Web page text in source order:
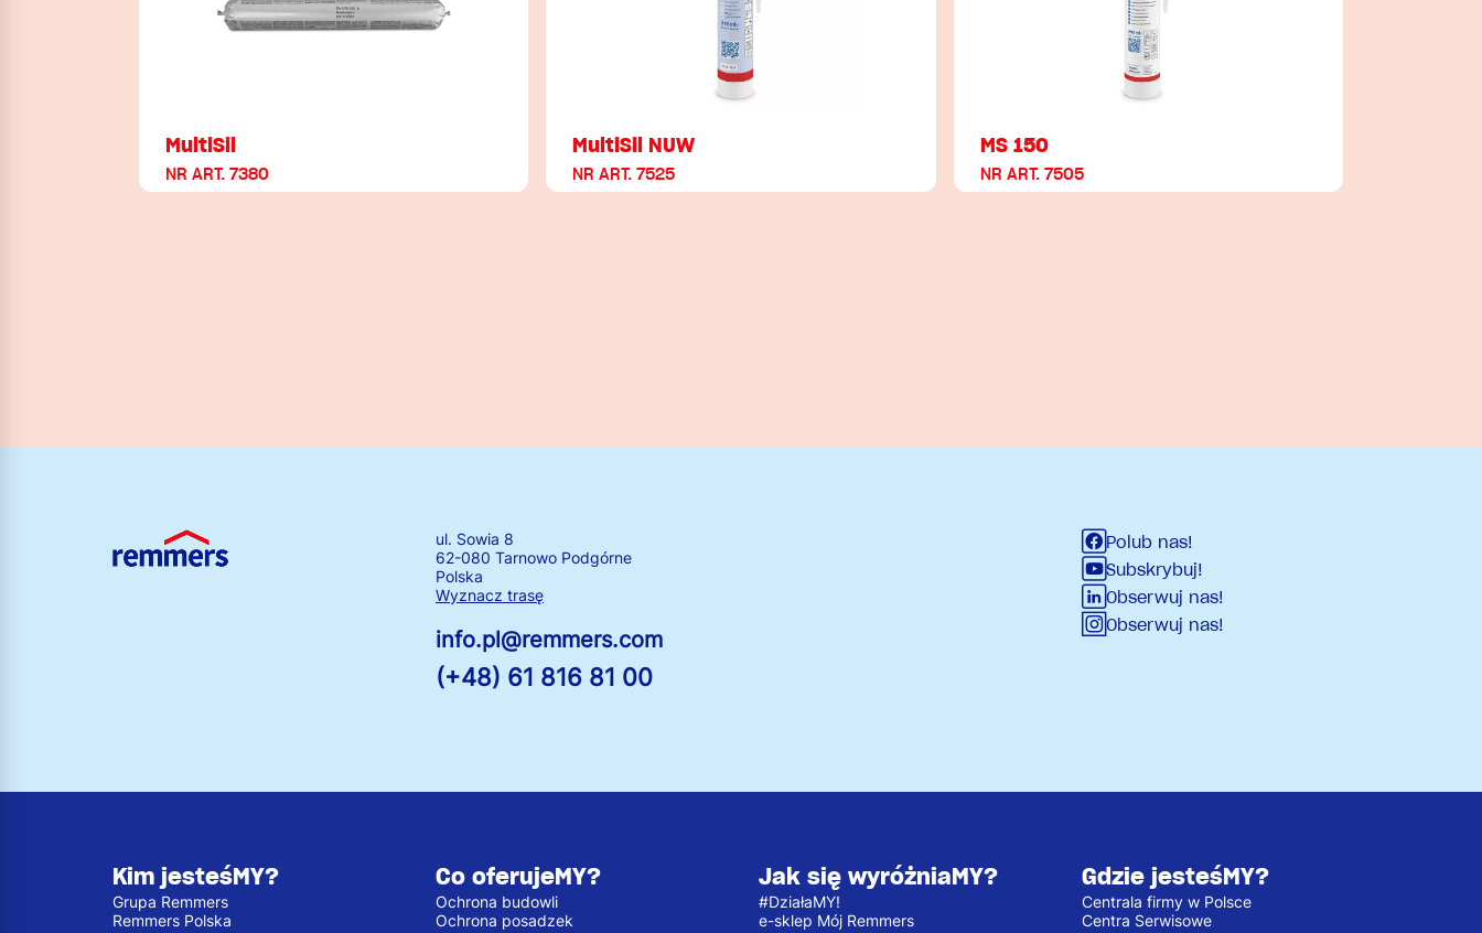
MultiSil
NR ART. 7380
MultiSil NUW
NR ART. 7525
MS 150
NR ART. 7505
ul. Sowia 8
62-080 Tarnowo Podgórne
Polska
Wyznacz trasę
info.pl@remmers.com
(+48) 61 816 81 00
Polub nas!
Subskrybuj!
Obserwuj nas!
Obserwuj nas!
Kim jesteśMY?
Grupa Remmers
Remmers Polska
Co oferujeMY?
Ochrona budowli
Ochrona posadzek
Jak się wyróżniaMY?
#DziałaMY!
e-sklep Mój Remmers
Gdzie jesteśMY?
Centrala firmy w Polsce
Centra Serwisowe